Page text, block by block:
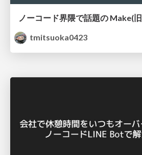
tmitsuoka0423